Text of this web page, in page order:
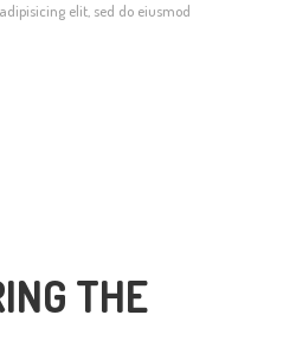
elit, sed do eiusmod
THE